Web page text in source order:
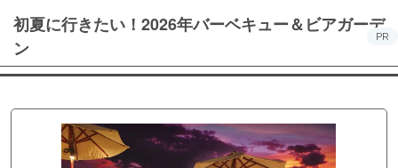
初夏に行きたい！2026年バーベキュー＆ビアガーデ
ン
PR